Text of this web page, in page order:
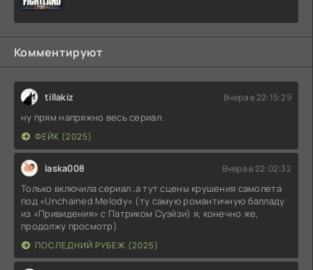
Комментируют
tillakiz Вчера в 22:15:29
ну прям напряжно весь сериал.
ФЕЙК (2025)
laska008 Вчера в 22:02:32
Только включила сериал ,а тут сцены крушения самолета
под «Unchained Melody» (ту самую романтичную балладу
из «Привидения» с Патриком Суэйзи) я, конечно же,
продолжу просмотр)
ПОСЛЕДНИЙ РУБЕЖ (2025)